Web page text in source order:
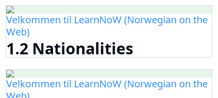
Velkommen til LearnNoW (Norwegian on the
Web)
1.2 Nationalities
Velkommen til LearnNoW (Norwegian on the